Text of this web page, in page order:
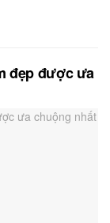
đẹp được ưa